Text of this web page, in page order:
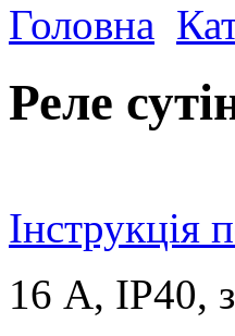
Головна
Реле
Інструкція
16 А, ІР40,